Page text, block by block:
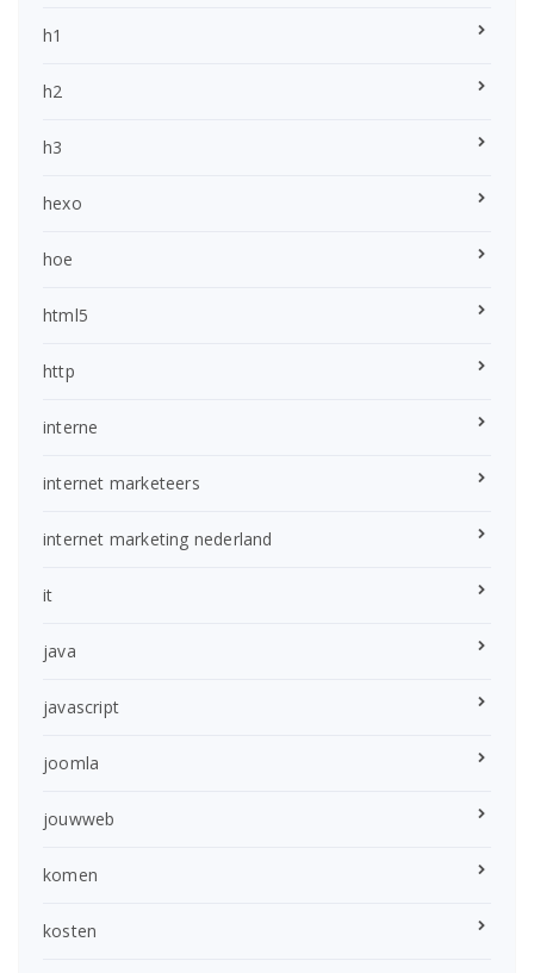
h1
h2
h3
hexo
hoe
html5
http
interne
internet marketeers
internet marketing nederland
it
java
javascript
joomla
jouwweb
komen
kosten